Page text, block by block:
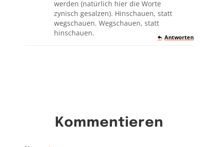
werden (natürlich hier die Worte
zynisch gesalzen). Hinschauen, statt
wegschauen. Wegschauen, statt
hinschauen.
Antworten
Kommentieren